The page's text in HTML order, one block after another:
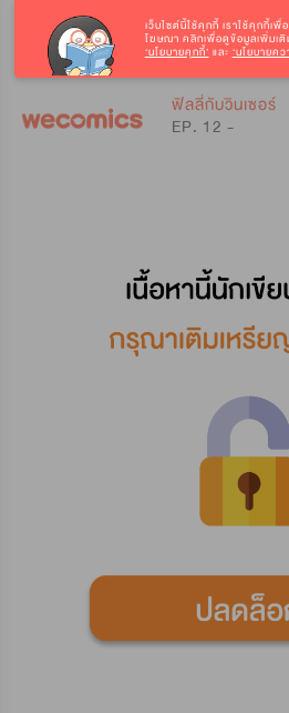
ฟิลลี่กับวินเซอร์
EP. 12 -
เว็บไซต์นี้ใช้คุกกี้ เราใช้คุกกี้เพื่
โฆษณา คลิกเพื่อดูข้อมูลเพิ่มเติ
‘นโยบายคุกกี้’ และ ‘นโยบายค